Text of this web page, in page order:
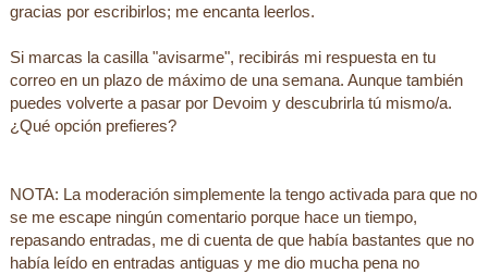
gracias por escribirlos; me encanta leerlos.
Si marcas la casilla "avisarme", recibirás mi respuesta en tu
correo en un plazo de máximo de una semana. Aunque también
puedes volverte a pasar por Devoim y descubrirla tú mismo/a.
¿Qué opción prefieres?
NOTA: La moderación simplemente la tengo activada para que no
se me escape ningún comentario porque hace un tiempo,
repasando entradas, me di cuenta de que había bastantes que no
había leído en entradas antiguas y me dio mucha pena no